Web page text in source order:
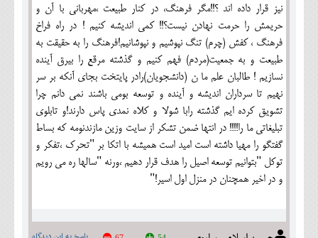
نیز قرار داده اند ؟!!مگر فرهنگ، در کنار طبیعت ،مهربانی با آن و
حریمش را حرمت نهادن نیست؟!! کمی اندیشه کنیم ! در راه فراخ
فرهنگ ، کفش (چرم) تنگ نپوشیم و نپوشانیم!فرهنگ را به حقیقت به
طبیعت و به جمعیت(مردم) فهم کنیم و گذشته مرقع را بیرق آینده
نسازیم ! طالبان علم ما ن (دانشجویان)رادر پایتخت بجای آنکه بر سر
نهیم تا سرداران اندیشه و آینده و توسعه بومی باشند نمی دانم چرا
تشویق کرده ایم گذشته رابا شولا و کلاه نمدی پاس دارند!و تابلوی
تبلیغاتی ما را!!!! در انتها ضمن تشکر از سایت وزین مازندنومه که بساط
گفتگو را مهیا داشته است امید است همیشه با اتکا بر "تحرک ،تفکر و
توکل "بتوانیم توسعه اصیل را هدف قرار دهیم ،ورنه "سالها ره می رویم
و در اخیر همچنان در منزل اول اسیر!"